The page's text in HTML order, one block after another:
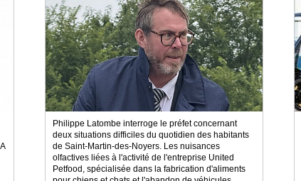
Philippe Latombe interroge le préfet concernant
deux situations difficiles du quotidien des habitants
de Saint-Martin-des-Noyers. Les nuisances
olfactives liées à l'activité de l'entreprise United
Petfood, spécialisée dans la fabrication d'aliments